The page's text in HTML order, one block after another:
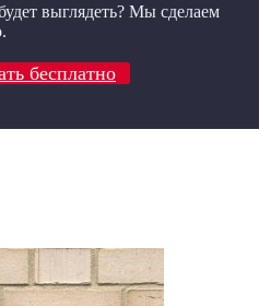
выглядеть? Мы сделаем
бесплатно